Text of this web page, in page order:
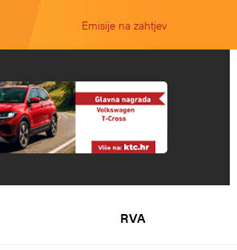
Emisije na zahtjev
RVA